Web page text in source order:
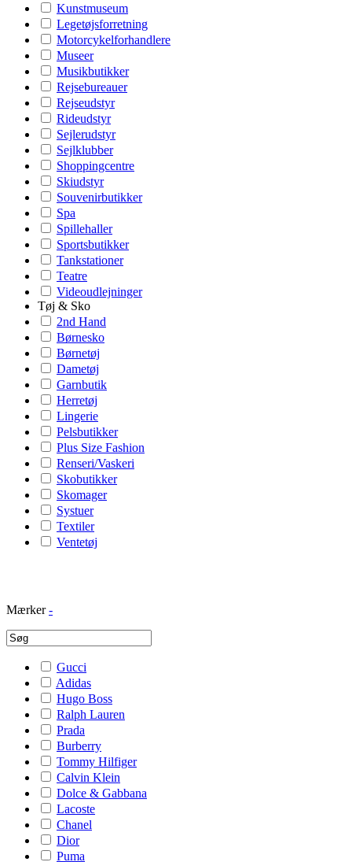
Kunstmuseum
Legetøjsforretning
Motorcykelforhandlere
Museer
Musikbutikker
Rejsebureauer
Rejseudstyr
Rideudstyr
Sejlerudstyr
Sejlklubber
Shoppingcentre
Skiudstyr
Souvenirbutikker
Spa
Spillehaller
Sportsbutikker
Tankstationer
Teatre
Videoudlejninger
Tøj & Sko
2nd Hand
Børnesko
Børnetøj
Dametøj
Garnbutik
Herretøj
Lingerie
Pelsbutikker
Plus Size Fashion
Renseri/Vaskeri
Skobutikker
Skomager
Systuer
Textiler
Ventetøj
Mærker -
Gucci
Adidas
Hugo Boss
Ralph Lauren
Prada
Burberry
Tommy Hilfiger
Calvin Klein
Dolce & Gabbana
Lacoste
Chanel
Dior
Puma